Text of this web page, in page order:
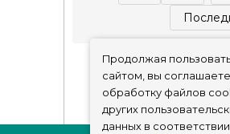
Продолжая
сайтом, вы
обработку файлов
других
данных в